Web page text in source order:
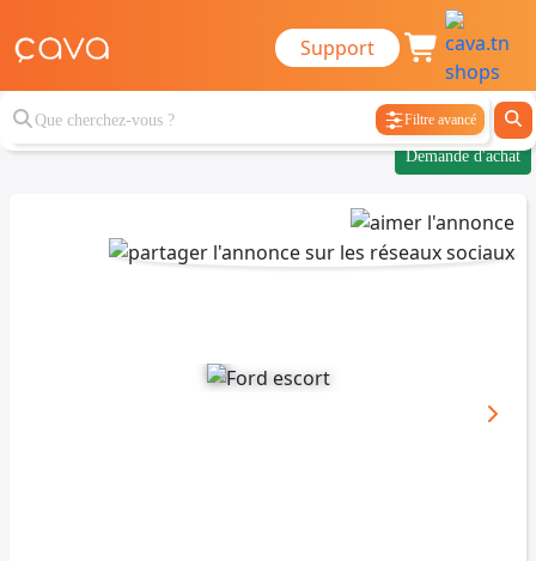
Support
Filtre avancé
Demande d'achat